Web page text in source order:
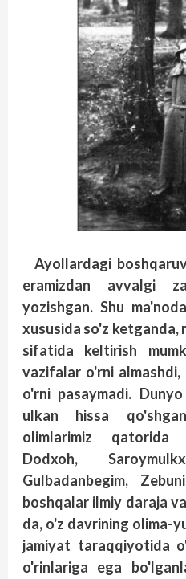
Ayollardagi
eramizdan avvalgi
yozishgan. Shu
xususida so'z
sifatida keltirish
vazifalar o'rni
o'rni pasaymadi.
ulkan hissa
olimlarimiz qatorida
Dodxoh,
Gulbadanbegim,
boshqalar ilmiy daraja
da, o'z davrining olima-
jamiyat taraqqiyotida
o'rinlariga ega